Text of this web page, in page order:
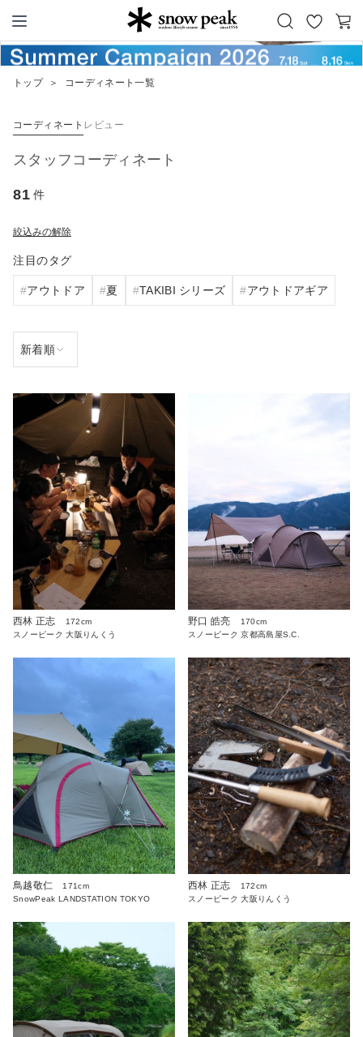
Snow Peak
お
カ
ー
トップ ＞ コーディネート一覧
コーディネート レビュー
スタッフコーディネート
81 件
絞込みの解除
注目のタグ
アウトドア 夏 TAKIBI シリーズ アウトドアギア
西林 正志
172cm
スノーピーク 大阪りんくう
野口 皓亮
170cm
スノーピーク 京都高島屋S.C.
鳥越敬仁
171cm
SnowPeak LANDSTATION TOKYO
西林 正志
172cm
スノーピーク 大阪りんくう